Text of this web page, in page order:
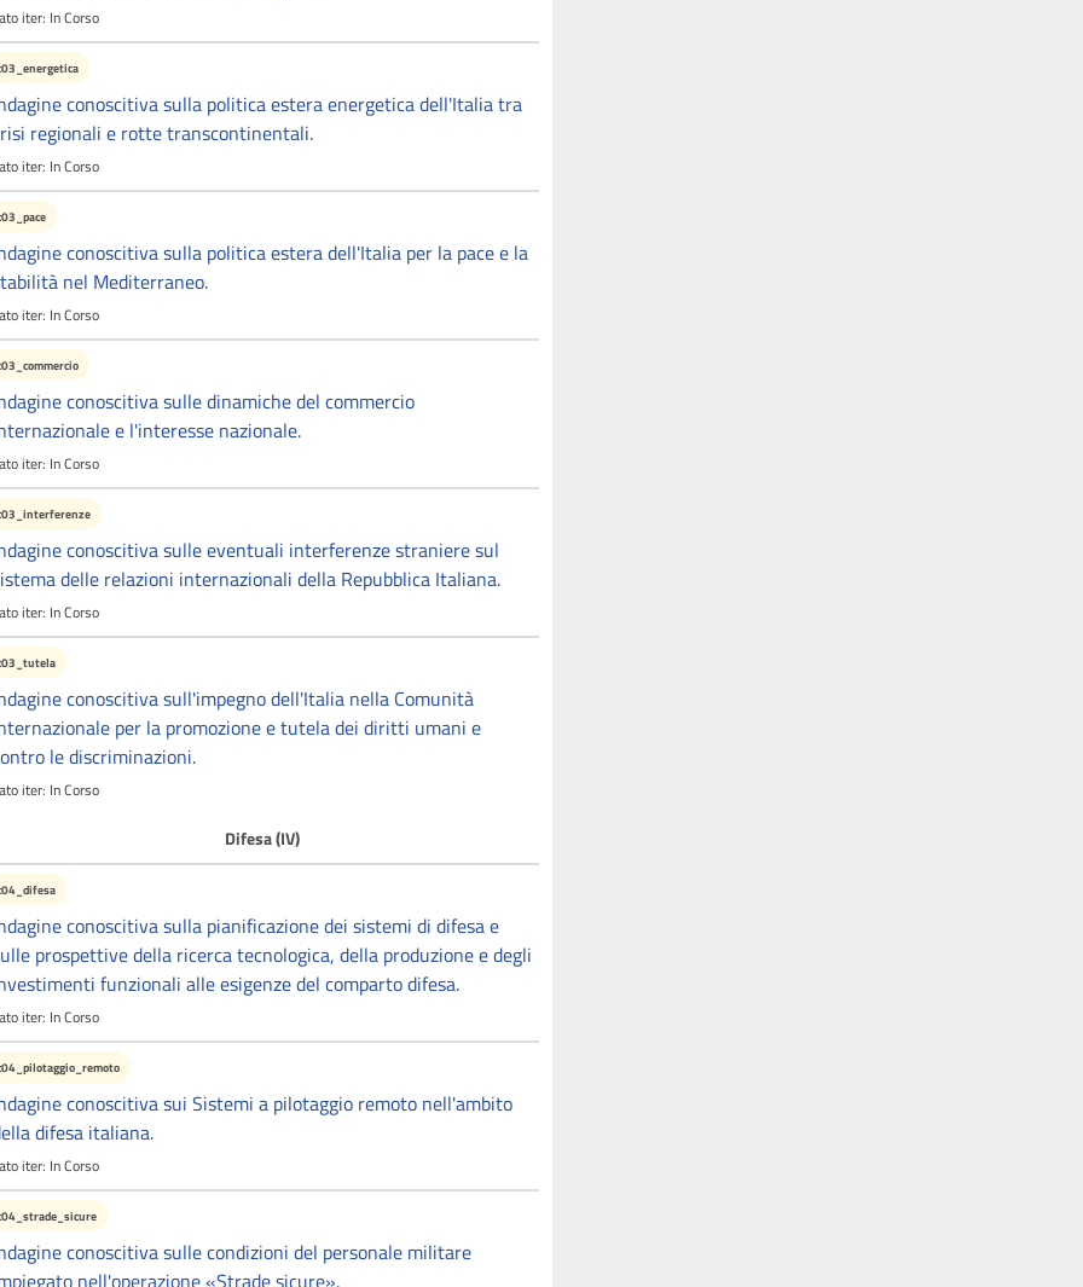
iter: In Corso
conoscitiva sulla politica estera energetica dell'Italia tra
regionali e rotte transcontinentali.
iter: In Corso
conoscitiva sulla politica estera dell'Italia per la pace e la
nel Mediterraneo.
iter: In Corso
conoscitiva sulle dinamiche del commercio
e l'interesse nazionale.
iter: In Corso
conoscitiva sulle eventuali interferenze straniere sul
delle relazioni internazionali della Repubblica Italiana.
iter: In Corso
conoscitiva sull'impegno dell'Italia nella Comunità
per la promozione e tutela dei diritti umani e
le discriminazioni.
iter: In Corso
Difesa (IV)
conoscitiva sulla pianificazione dei sistemi di difesa e
prospettive della ricerca tecnologica, della produzione e degli
funzionali alle esigenze del comparto difesa.
iter: In Corso
conoscitiva sui Sistemi a pilotaggio remoto nell'ambito
difesa italiana.
iter: In Corso
conoscitiva sulle condizioni del personale militare
nell'operazione «Strade sicure».